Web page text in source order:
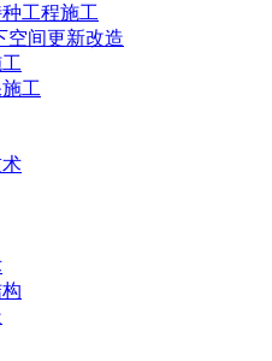
工程施工
空间更新改造
工